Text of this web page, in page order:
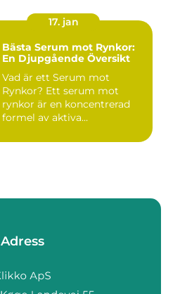
17. jan
Bästa Serum mot Rynkor:
En Djupgående Översikt
Vad är ett Serum mot
Rynkor? Ett serum mot
rynkor är en koncentrerad
formel av aktiva
Adress